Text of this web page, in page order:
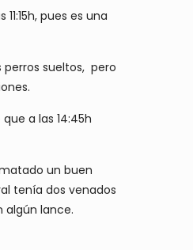
pues es una
perros sueltos, pero
a las 14:45h
un buen
tenía dos venados
algún lance.